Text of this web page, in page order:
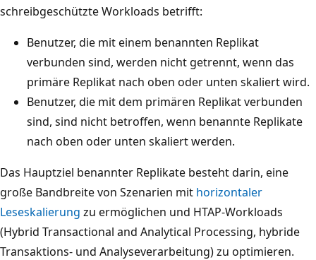
schreibgeschützte Workloads betrifft:
Benutzer, die mit einem benannten Replikat
verbunden sind, werden nicht getrennt, wenn das
primäre Replikat nach oben oder unten skaliert wird.
Benutzer, die mit dem primären Replikat verbunden
sind, sind nicht betroffen, wenn benannte Replikate
nach oben oder unten skaliert werden.
Das Hauptziel benannter Replikate besteht darin, eine
große Bandbreite von Szenarien mit horizontaler
Leseskalierung zu ermöglichen und HTAP-Workloads
(Hybrid Transactional and Analytical Processing, hybride
Transaktions- und Analyseverarbeitung) zu optimieren.